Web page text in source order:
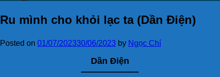
Ru mình cho khỏi lạc ta (Dần Điện)
Posted on 01/07/202330/06/2023 by Ngọc Chí
Dần Điện
——————–